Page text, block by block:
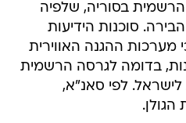
הרשמית בסוריה, שלפיה
סוכנות הידיעות
מערכות ההגנה האווירית
בדומה לגרסה הרשמית
לפי סאנ"א,
הגולן.